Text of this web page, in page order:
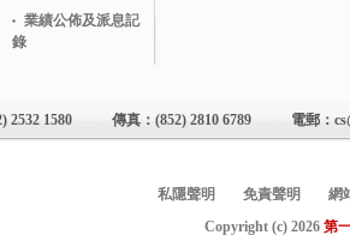
業績公佈及派息記
錄
2532 1580 傳真： (852) 2810 6789 電郵：
私隱聲明 免責聲明
網
Copyright (c) 2026 第